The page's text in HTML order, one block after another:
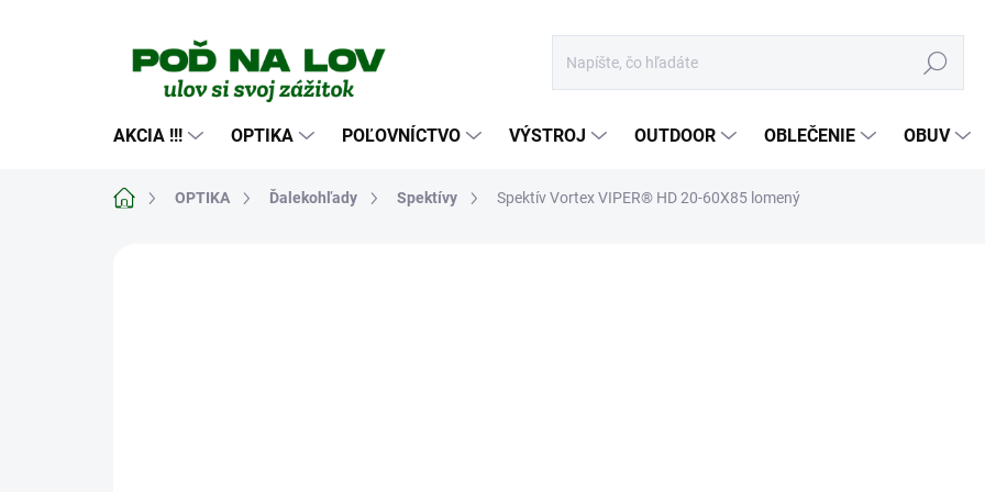
Hľadať
AKCIA !!! OPTIKA POĽOVNÍCTVO VÝSTROJ OUTDOOR OBLEČENIE OBUV
DomovOPTIKA Ďalekohľady Spektívy Spektív Vortex VIPER® HD 20-60X85 lomený